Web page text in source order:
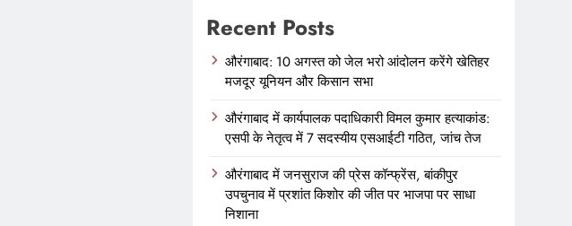
Recent Posts
औरंगाबाद: 10 अगस्त को जेल भरो आंदोलन करेंगे खेतिहर
मजदूर यूनियन और किसान सभा
औरंगाबाद में कार्यपालक पदाधिकारी विमल कुमार हत्याकांड:
एसपी के नेतृत्व में 7 सदस्यीय एसआईटी गठित, जांच तेज
औरंगाबाद में जनसुराज की प्रेस कॉन्फ्रेंस, बांकीपुर
उपचुनाव में प्रशांत किशोर की जीत पर भाजपा पर साधा
निशाना